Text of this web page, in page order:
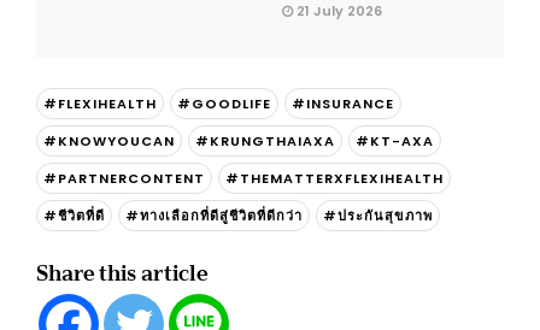
21 July 2026
#FLEXIHEALTH #GOODLIFE
#INSURANCE
#KNOWYOUCAN
#KRUNGTHAIAXA
#KT-AXA
#PARTNERCONTENT
#THEMATTERXFLEXIHEALTH
#ชีวิตที่ดี
#ทางเลือกที่ดีสู่ชีวิตที่ดีกว่า #ประกันสุขภาพ
Share this article